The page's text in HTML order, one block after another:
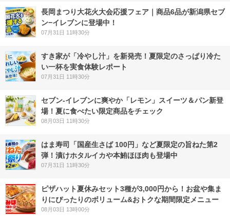
長岡まつり大花火大会応援フェア｜商品6品が新潟県セブ
ン−イレブンに登場中！
07月31日 11時30分
すき家が「冷やし汁」を新発売！夏限定のさっぱり冷た
い一杯を実食体験レポート
07月31日 11時30分
セブン‐イレブンに爽やか「レモン」スイーツ＆パン新登
場！夏に食べたい限定商品をチェック
08月03日 11時30分
はま寿司「国産生さば 100円」など夏限定の旨ねた第2
弾！漬けホタルイカや本鮪ほほ肉も登場中
07月31日 11時30分
ピザハット夏休みセット3種が3,000円から！お盆や集ま
りにぴったりのボリューム&おトクな期間限定メニュー
08月03日 13時00分